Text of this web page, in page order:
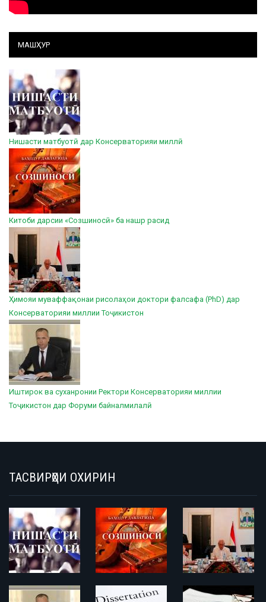
МАШҲУР
Нишасти матбуотӣ дар Консерваторияи миллӣ
Китоби дарсии «Созшиносӣ» ба нашр расид
Ҳимояи муваффақонаи рисолаҳои доктори фалсафа (PhD) дар
Консерваторияи миллии Тоҷикистон
Иштирок ва суханронии Ректори Консерваторияи миллии
Тоҷикистон дар Форуми байналмилалӣ
ТАСВИРҲОИ ОХИРИН